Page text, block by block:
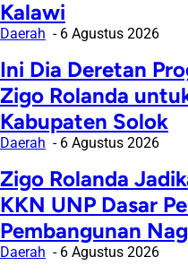
Kalawi
Daerah 6 Agustus 2026
Ini Dia Deretan
Zigo Rolanda
Kabupaten Solok
Daerah 6 Agustus 2026
Zigo Rolanda
KKN UNP Dasar
Pembangunan
Daerah 6 Agustus 2026